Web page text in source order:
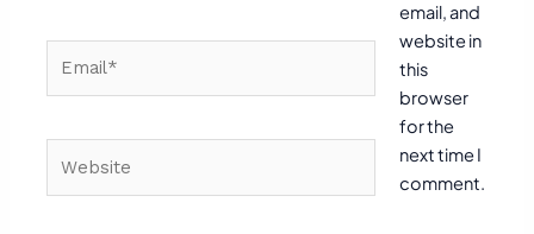
email, and
website in
this
browser
for the
next time I
comment.